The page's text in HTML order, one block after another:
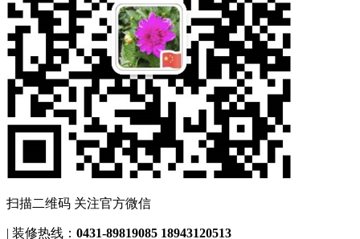
扫描二维码 关注官方微信
| 装修热线： 0431-89819085 18943120513